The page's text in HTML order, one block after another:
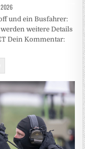
2026
und ein Busfahrer:
weitere Details
Dein Kommentar: